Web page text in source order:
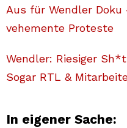
Aus für Wendler Doku
vehemente Proteste
Wendler: Riesiger
Sogar RTL &
In eigener Sache: